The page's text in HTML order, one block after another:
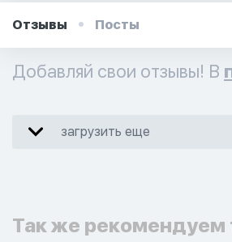
Отзывы Посты
Добавляй свои отзывы! В
загрузить еще
Так же рекомендуем